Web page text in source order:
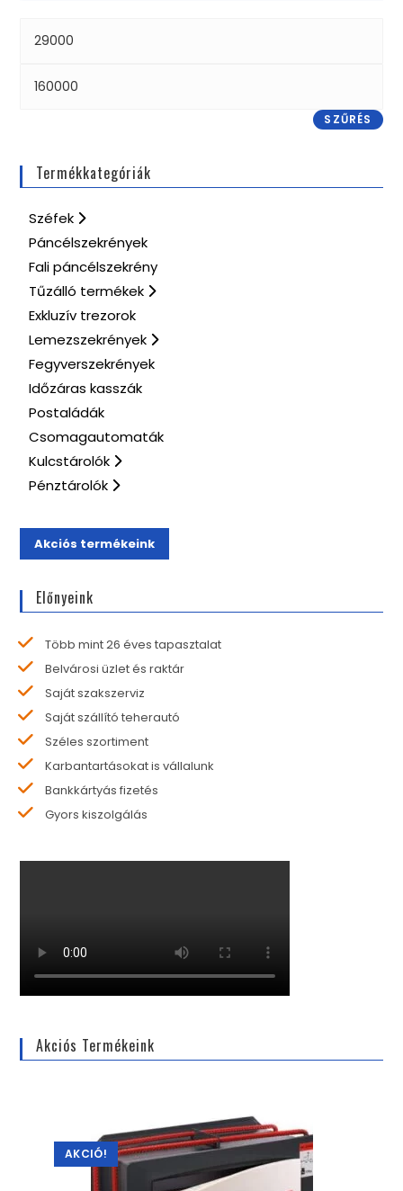
SZŰRÉS
Termékkategóriák
Széfek
Páncélszekrények
Fali páncélszekrény
Tűzálló termékek
Exkluzív trezorok
Lemezszekrények
Fegyverszekrények
Időzáras kasszák
Postaládák
Csomagautomaták
Kulcstárolók
Pénztárolók
Akciós termékeink
Előnyeink
Több mint 26 éves tapasztalat
Belvárosi üzlet és raktár
Saját szakszerviz
Saját szállító teherautó
Széles szortiment
Karbantartásokat is vállalunk
Bankkártyás fizetés
Gyors kiszolgálás
Akciós Termékeink
AKCIÓ!